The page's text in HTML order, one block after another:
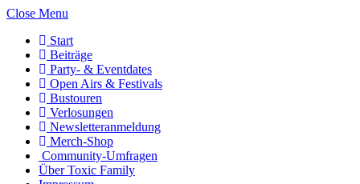
Close Menu
Start
Beiträge
Party- & Eventdates
Open Airs & Festivals
Bustouren
Verlosungen
Newsletteranmeldung
Merch-Shop
Community-Umfragen
Über Toxic Family